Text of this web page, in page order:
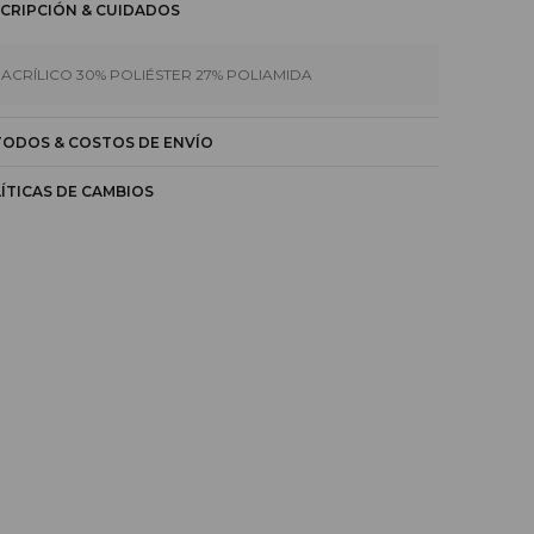
& CUIDADOS
30% POLIÉSTER 27% POLIAMIDA
& COSTOS DE ENVÍO
DE CAMBIOS